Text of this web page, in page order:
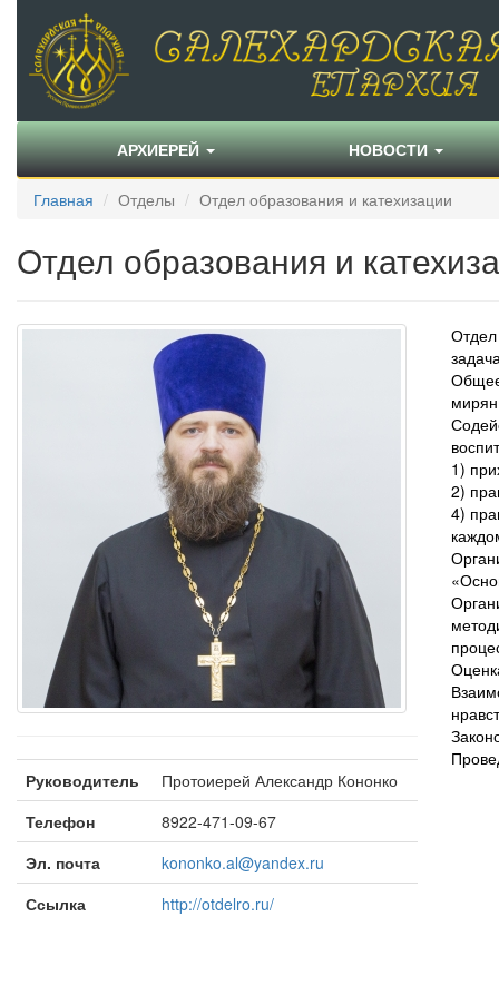
АРХИЕРЕЙ НОВОСТИ
Главная Отделы Отдел образования и катехизации
Отдел образования и
Руководитель
Протоиерей Александр Кононко
Телефон
8922-471-09-67
Эл. почта
kononko.al@yandex.ru
Ссылка
http://otdelro.ru/
Отдел
Общее
1)
2)
4)